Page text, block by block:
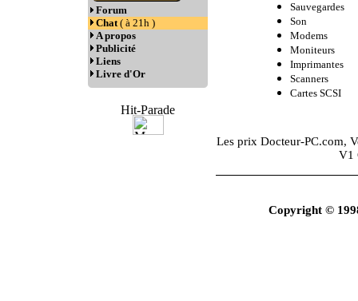
Forum
Chat( à 21h )
A propos
Publicité
Liens
Livre d'Or
Sauvegardes
Son
Modems
Moniteurs
Imprimantes
Scanners
Cartes SCSI
Les prix Docteur-PC.com,
V1
Copyright ©